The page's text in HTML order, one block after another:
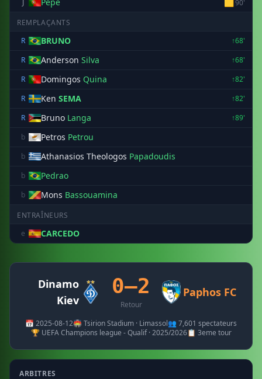
90'
REMPLAÇANTS
R
BRUNO
↑68'
R
Anderson Silva
↑68'
R
Domingos Quina
↑82'
R
Ken SEMA
↑82'
R
Bruno Langa
↑89'
b
Petros Petrou
b Athanasios Theologos Papadoudis
b Pedrao
b Mons Bassouamina
ENTRAÎNEURS
e
CARCEDO
Dinamo
Kiev
0–2
Retour
Paphos FC
📅 2025-08-12🏟️ Tsirion Stadium · Limassol👥 7,601 spectateurs
🏆 UEFA Champions league - Qualif · 2025/2026📋 3eme tour
ARBITRES